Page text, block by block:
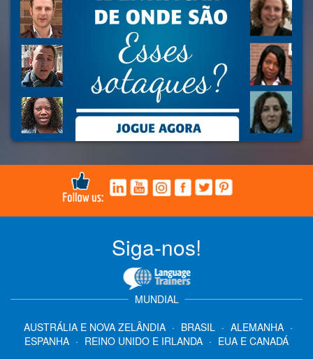
Siga-nos!
MUNDIAL
AUSTRÁLIA E NOVA ZELÂNDIA · BRASIL · ALEMANHA ·
ESPANHA · REINO UNIDO E IRLANDA · EUA E CANADÁ